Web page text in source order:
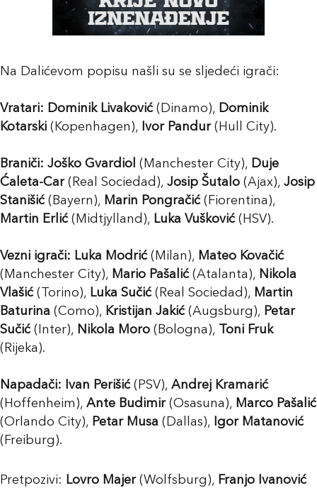
Na Dalićevom popisu našli su se sljedeći igrači:
Vratari: Dominik Livaković(Dinamo), Dominik
Kotarski (Kopenhagen), Ivor Pandur(Hull City).
Braniči: Joško Gvardiol (Manchester City), Duje
Ćaleta-Car(Real Sociedad), Josip Šutalo (Ajax), Josip
Stanišić(Bayern), Marin Pongračić(Fiorentina),
Martin Erlić(Midtjylland), Luka Vušković(HSV).
Vezni igrači: Luka Modrić(Milan), Mateo Kovačić
(Manchester City), Mario Pašalić(Atalanta), Nikola
Vlašić(Torino), Luka Sučić(Real Sociedad), Martin
Baturina (Como), Kristijan Jakić(Augsburg), Petar
Sučić(Inter), Nikola Moro (Bologna),
Toni Fruk
(Rijeka).
Napadači: Ivan Perišić(PSV), Andrej Kramarić
(Hoffenheim), Ante Budimir(Osasuna), Marco Pašalić
(Orlando City), Petar Musa (Dallas), Igor Matanović
(Freiburg).
Pretpozivi: Lovro Majer(Wolfsburg), Franjo Ivanović